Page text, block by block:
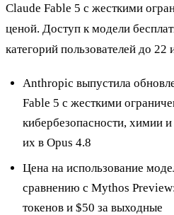
Claude Fable 5 с жесткими
ценой. Доступ к модели
категорий пользователей до
Anthropic выпустила
Fable 5 с жесткими
кибербезопасности, химии
их в Opus 4.8
Цена на использование
сравнению с Mythos
токенов и $50 за выходные